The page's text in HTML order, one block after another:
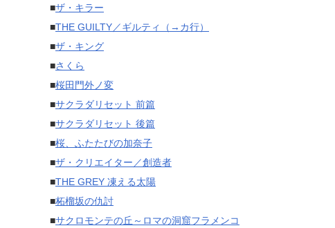
■ザ・キラー
■THE GUILTY／ギルティ（→カ行）
■ザ・キング
■さくら
■桜田門外ノ変
■サクラダリセット 前篇
■サクラダリセット 後篇
■桜、ふたたびの加奈子
■ザ・クリエイター／創造者
■THE GREY 凍える太陽
■柘榴坂の仇討
■サクロモンテの丘～ロマの洞窟フラメンコ